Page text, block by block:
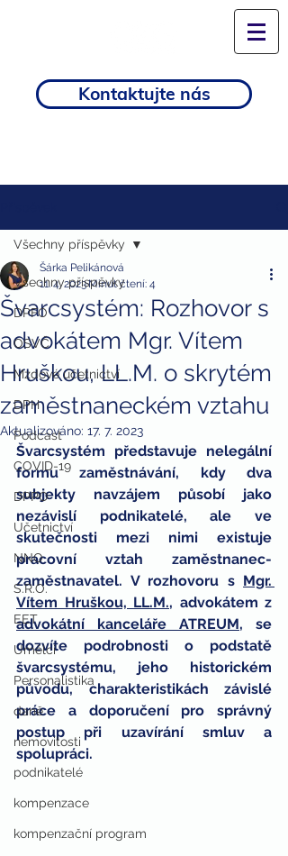
Kontaktujte nás
Všechny příspěvky
DPFO
OSVČ
Mzdové účetnictví
DPH
Podcast
COVID-19
DPPO
Účetnictví
NNO
S.R.O.
EET
Umělci
Personalistika
daně
nemovitosti
podnikatelé
kompenzace
kompenzační program
Všechny příspěvky
Švarcsystém: Rozhovor s
advokátem Mgr. Vítem
Hruškou, LL.M. o skrytém
zaměstnaneckém vztahu
Šárka Pelikánová
11. 4. 2023Minut čtení: 4
Aktualizováno: 17. 7. 2023
Švarcsystém představuje nelegální
formu zaměstnávání, kdy dva
subjekty navzájem působí jako
nezávislí podnikatelé, ale ve
skutečnosti mezi nimi existuje
pracovní vztah zaměstnanec-
zaměstnavatel. V rozhovoru s Mgr.
Vítem Hruškou, LL.M.
advokátní kanceláře ATREUM, se
dozvíte podrobnosti o podstatě
švarcsystému, jeho historickém
původu, charakteristikách závislé
práce a doporučení pro správný
postup při uzavírání smluv a
spolupráci.